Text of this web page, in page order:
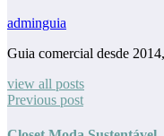
adminguia
Guia comercial desde
view all posts
Previous post